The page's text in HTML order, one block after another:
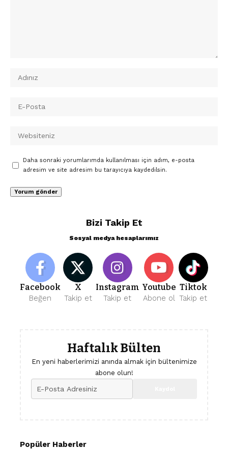
Daha sonraki yorumlarımda kullanılması için adım, e-posta
adresim ve site adresim bu tarayıcıya kaydedilsin.
Bizi Takip Et
Sosyal medya hesaplarımız
Facebook
Beğen
X
Takip et
Instagram
Takip et
Youtube
Abone ol
Tiktok
Takip et
Haftalık Bülten
En yeni haberlerimizi anında almak için bültenimize
abone olun!
Popüler Haberler